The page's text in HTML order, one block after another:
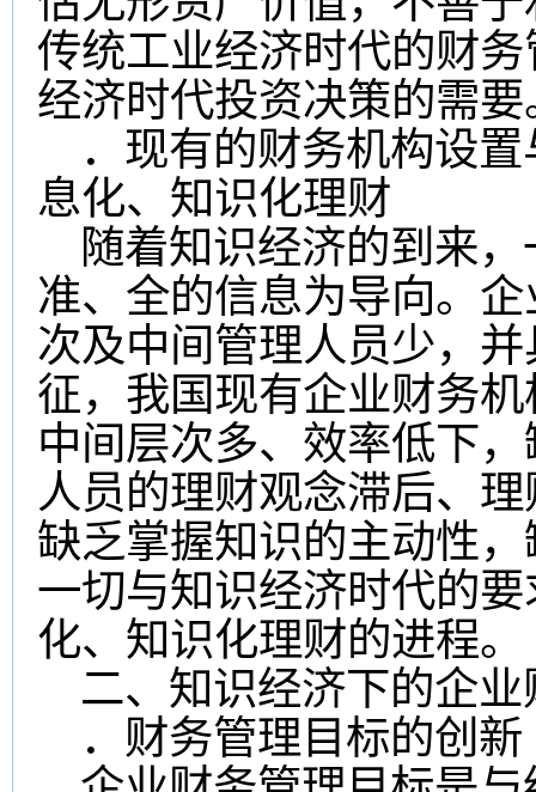
传统工业经济时代的财
经济时代投资决策的需要
．现有的财务机构设置
息化、知识化理财
随着知识经济的到来，
准、全的信息为导向。
次及中间管理人员少，
征，我国现有企业财务
中间层次多、效率低下
人员的理财观念滞后、
缺乏掌握知识的主动性
一切与知识经济时代的
化、知识化理财的进程。
二、知识经济下的企业
．财务管理目标的创新